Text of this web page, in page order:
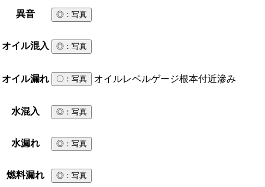
異音 ◎ ：写真
オイル混入 ◎ ：写真
オイル漏れ 〇 ：写真 オイルレベルゲージ根本付近滲み
水混入 ◎ ：写真
水漏れ ◎ ：写真
燃料漏れ ◎ ：写真